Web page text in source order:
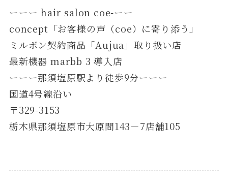
ーーー hair salon coe-ーー
concept「お客様の声（coe）に寄り添う」
ミルボン契約商品「Aujua」取り扱い店
最新機器 marbb 3 導入店
ーーー那須塩原駅より徒歩9分ーーー
国道4号線沿い
〒329-3153
栃木県那須塩原市大原間143－7店舗105